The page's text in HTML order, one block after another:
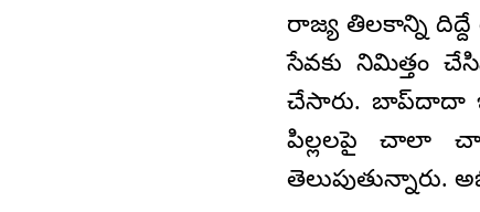
రాజ్య తిలకాన్ని
సేవకు నిమిత్తం
చేసారు. బాప్‌దాదా
పిల్లలపై చాలా
తెలుపుతున్నారు.